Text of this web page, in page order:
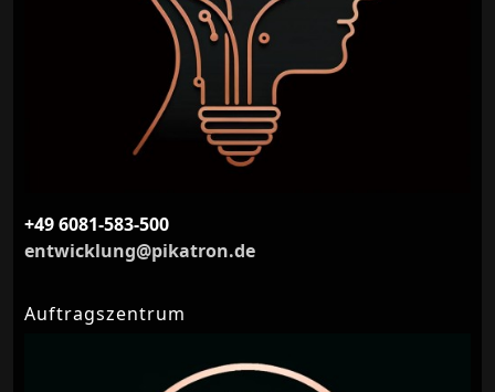
+49 6081-583-500
entwicklung@pikatron.de
Auftragszentrum